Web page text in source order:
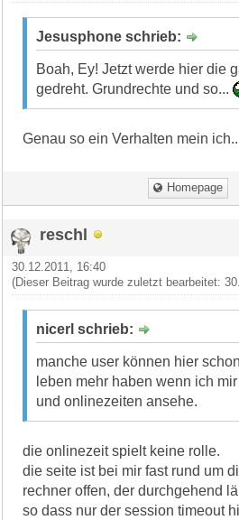
Jesusphone schrieb:
Boah, Ey! Jetzt werde hier die
gedreht. Grundrechte und so...
Genau so ein Verhalten mein ich..
Homepage
reschl
30.12.2011, 16:40
(Dieser Beitrag wurde zuletzt bearbeitet:
nicerl schrieb:
manche user können hier
leben mehr haben wenn ich
und onlinezeiten ansehe.
die onlinezeit spielt keine rolle.
die seite ist bei mir fast rund um
rechner offen, der durchgehend
so dass nur der session timeout